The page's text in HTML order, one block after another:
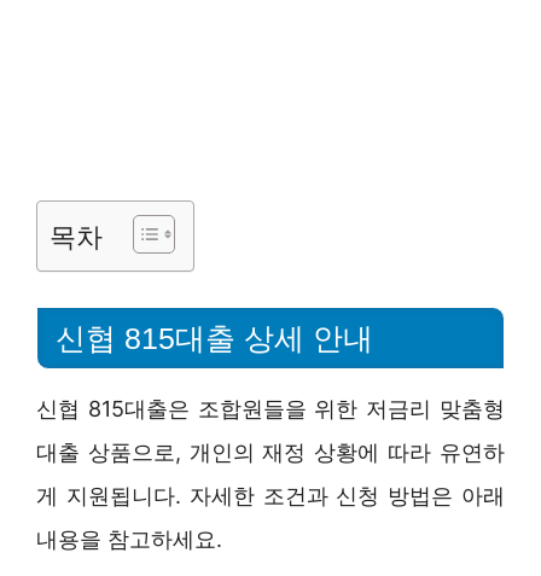
목차
신협 815대출 상세 안내
신협 815대출은 조합원들을 위한 저금리 맞춤형
대출 상품으로, 개인의 재정 상황에 따라 유연하
게 지원됩니다. 자세한 조건과 신청 방법은 아래
내용을 참고하세요.